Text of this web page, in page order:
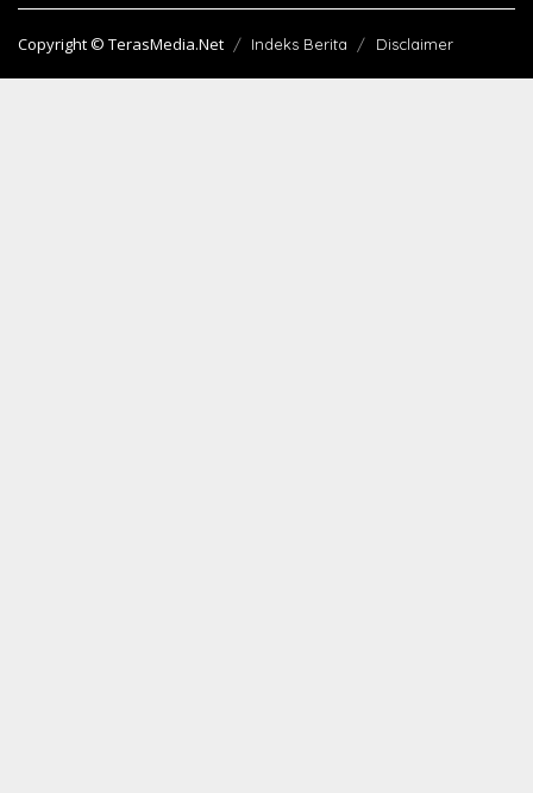
Copyright © TerasMedia.Net Indeks Berita Disclaimer